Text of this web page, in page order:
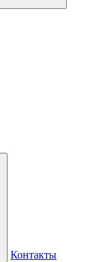
Контакты